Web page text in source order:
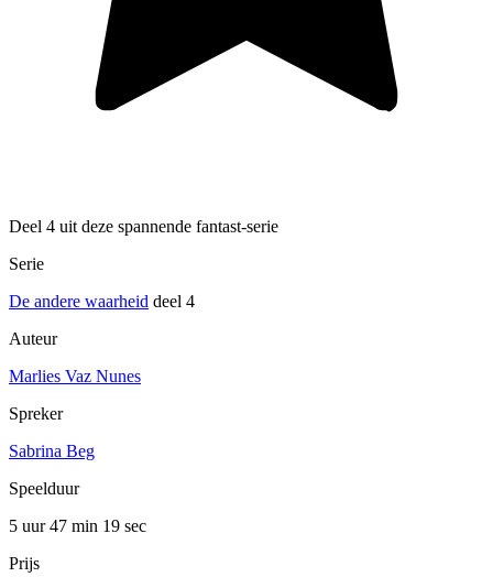
Deel 4 uit deze spannende fantast-serie
Serie
De andere waarheid deel 4
Auteur
Marlies Vaz Nunes
Spreker
Sabrina Beg
Speelduur
5 uur 47 min 19 sec
Prijs